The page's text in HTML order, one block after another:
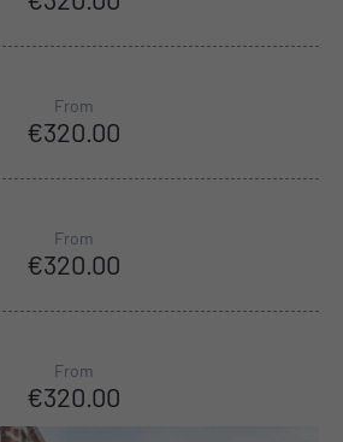
From
€320.00
From
€320.00
From
€320.00